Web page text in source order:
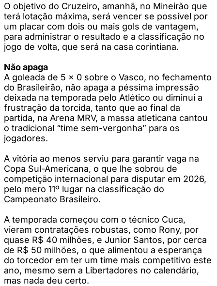
O objetivo do Cruzeiro, amanhã, no Mineirão que
terá lotação máxima, será vencer se possível por
um placar com dois ou mais gols de vantagem,
para administrar o resultado e a classificação no
jogo de volta, que será na casa corintiana.
Não apaga
A goleada de 5 x 0 sobre o Vasco, no fechamento
do Brasileirão, não apaga a péssima impressão
deixada na temporada pelo Atlético ou diminui a
frustração da torcida, tanto que ao final da
partida, na Arena MRV, a massa atleticana cantou
o tradicional “time sem-vergonha” para os
jogadores.
A vitória ao menos serviu para garantir vaga na
Copa Sul-Americana, o que lhe sobrou de
competição internacional para disputar em 2026,
pelo mero 11º lugar na classificação do
Campeonato Brasileiro.
A temporada começou com o técnico Cuca,
vieram contratações robustas, como Rony, por
quase R$ 40 milhões, e Junior Santos, por cerca
de R$ 50 milhões, o que alimentou a esperança
do torcedor em ter um time mais competitivo este
ano, mesmo sem a Libertadores no calendário,
mas nada deu certo.